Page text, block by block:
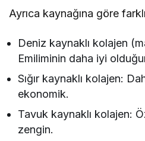
Ayrıca kaynağına göre
Deniz kaynaklı kolajen
Emiliminin daha iyi
Sığır kaynaklı kolajen:
ekonomik.
Tavuk kaynaklı kolajen:
zengin.